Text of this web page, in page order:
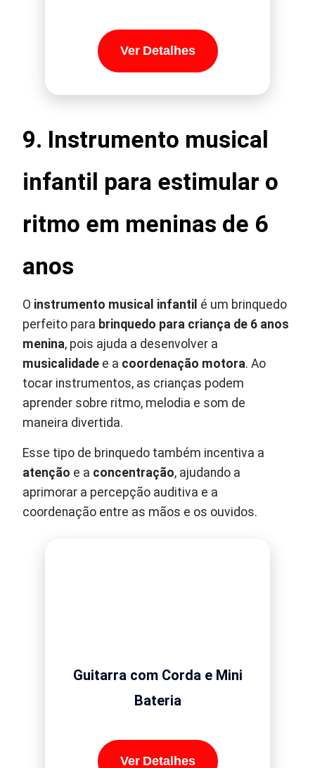
Ver Detalhes
9. Instrumento musical
infantil para estimular o
ritmo em meninas de 6
anos
O instrumento musical infantil é um brinquedo
perfeito para brinquedo para criança de 6 anos
menina, pois ajuda a desenvolver a
musicalidade e a coordenação motora. Ao
tocar instrumentos, as crianças podem
aprender sobre ritmo, melodia e som de
maneira divertida.
Esse tipo de brinquedo também incentiva a
atenção e a concentração, ajudando a
aprimorar a percepção auditiva e a
coordenação entre as mãos e os ouvidos.
Guitarra com Corda e Mini
Bateria
Ver Detalhes